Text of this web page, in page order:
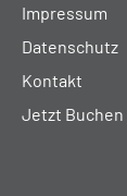
Impressum
Datenschutz
Kontakt
Jetzt Buchen